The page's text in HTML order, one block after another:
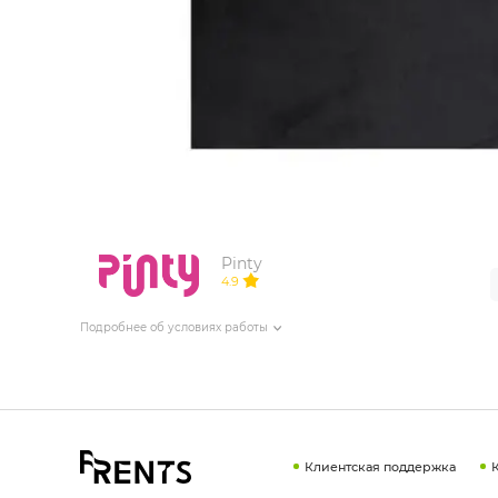
Pinty
4.9
Подробнее об условиях работы
Клиентская поддержка